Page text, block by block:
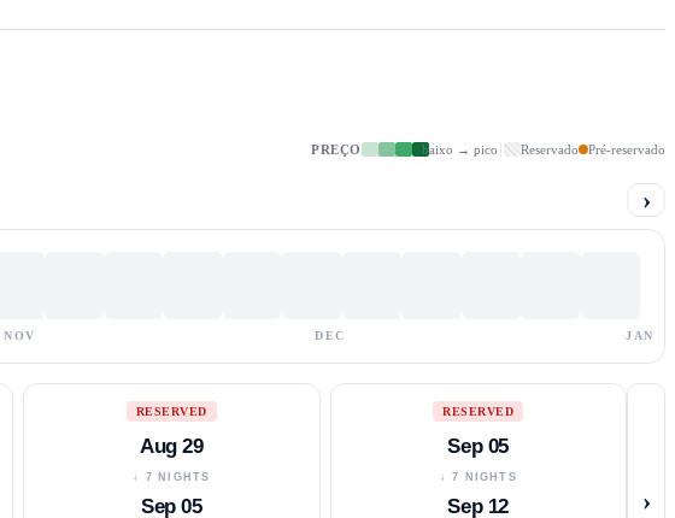
PREÇO baixo → pico Reservado Pré-reservado
›
NOV DEC JAN
RESERVED
Aug 29
↓ 7 NIGHTS
Sep 05
RESERVED
Sep 05
↓ 7 NIGHTS
Sep 12 ›